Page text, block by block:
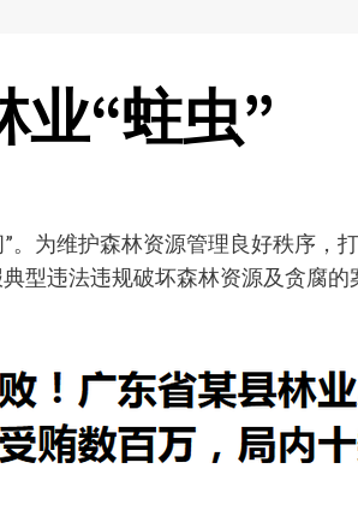
业“蛀虫”
。为维护森林资源管理良好秩序
型违法违规破坏森林资源及贪腐